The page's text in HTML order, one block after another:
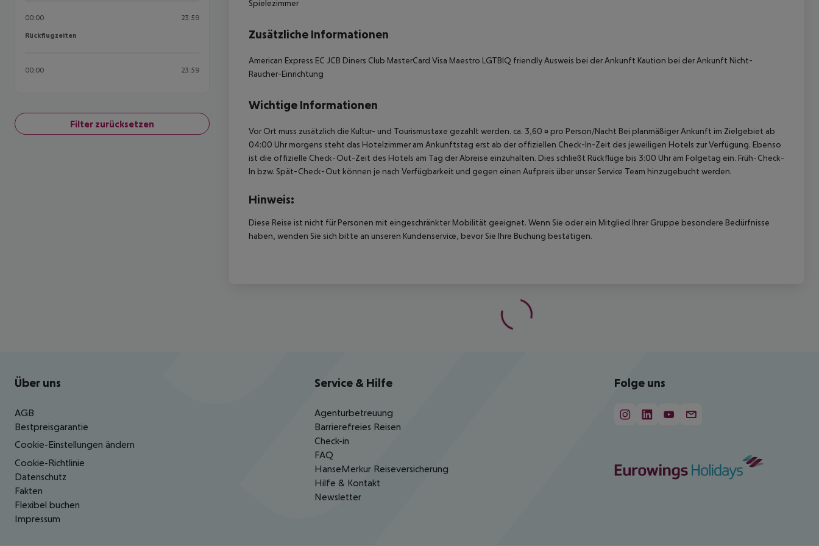
00:00 23:59
Rückflugzeiten
Rückflugzeiten
00:00 23:59
Filter zurücksetzen
Spielezimmer
Zusätzliche Informationen
American Express EC JCB Diners Club MasterCard Visa Maestro LGTBIQ friendlyAusweis bei der Ankunft Kaution bei der Ankunft Nicht-
Raucher-Einrichtung
Wichtige Informationen
Vor Ort muss zusätzlich die Kultur- und Tourismustaxe gezahlt werden. ca. 3,60 ¤ pro Person/Nacht Bei planmäßiger Ankunft im Zielgebiet ab
04:00 Uhr morgens steht das Hotelzimmer am Ankunftstag erst ab der offiziellen Check-In-Zeit des jeweiligen Hotels zur Verfügung. Ebenso
ist die offizielle Check-Out-Zeit des Hotels am Tag der Abreise einzuhalten. Dies schließt Rückflüge bis 3:00 Uhr am Folgetag ein. Früh-Check-
In bzw. Spät-Check-Out können je nach Verfügbarkeit und gegen einen Aufpreis über unser Service Team hinzugebucht werden.
Hinweis:
Diese Reise ist nicht für Personen mit eingeschränkter Mobilität geeignet. Wenn Sie oder ein Mitglied Ihrer Gruppe besondere Bedürfnisse
haben, wenden Sie sich bitte an unseren Kundenservice, bevor Sie Ihre Buchung bestätigen.
Footer navigation
Über uns
AGB
Bestpreisgarantie
Cookie-Einstellungen ändern
Cookie-Richtlinie
Datenschutz
Fakten
Flexibel buchen
Impressum
Service & Hilfe
Agenturbetreuung
Barrierefreies Reisen
Check-in
FAQ
HanseMerkur Reiseversicherung
Hilfe & Kontakt
Newsletter
Folge uns